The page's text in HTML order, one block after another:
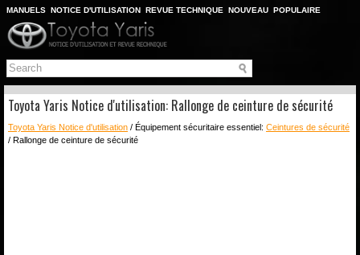
MANUELS NOTICE D'UTILISATION REVUE TECHNIQUE NOUVEAU POPULAIRE
PLAN DU SITE
CHERCHER
Toyota Yaris Notice d'utilisation: Rallonge de ceinture de sécurité
Toyota Yaris Notice d'utilisation / Équipement sécuritaire essentiel: Ceintures de sécurité
/ Rallonge de ceinture de sécurité